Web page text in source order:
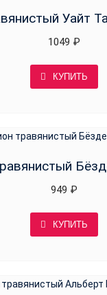
Уайт
1049 ₽
КУПИТЬ
949 ₽
КУПИТЬ